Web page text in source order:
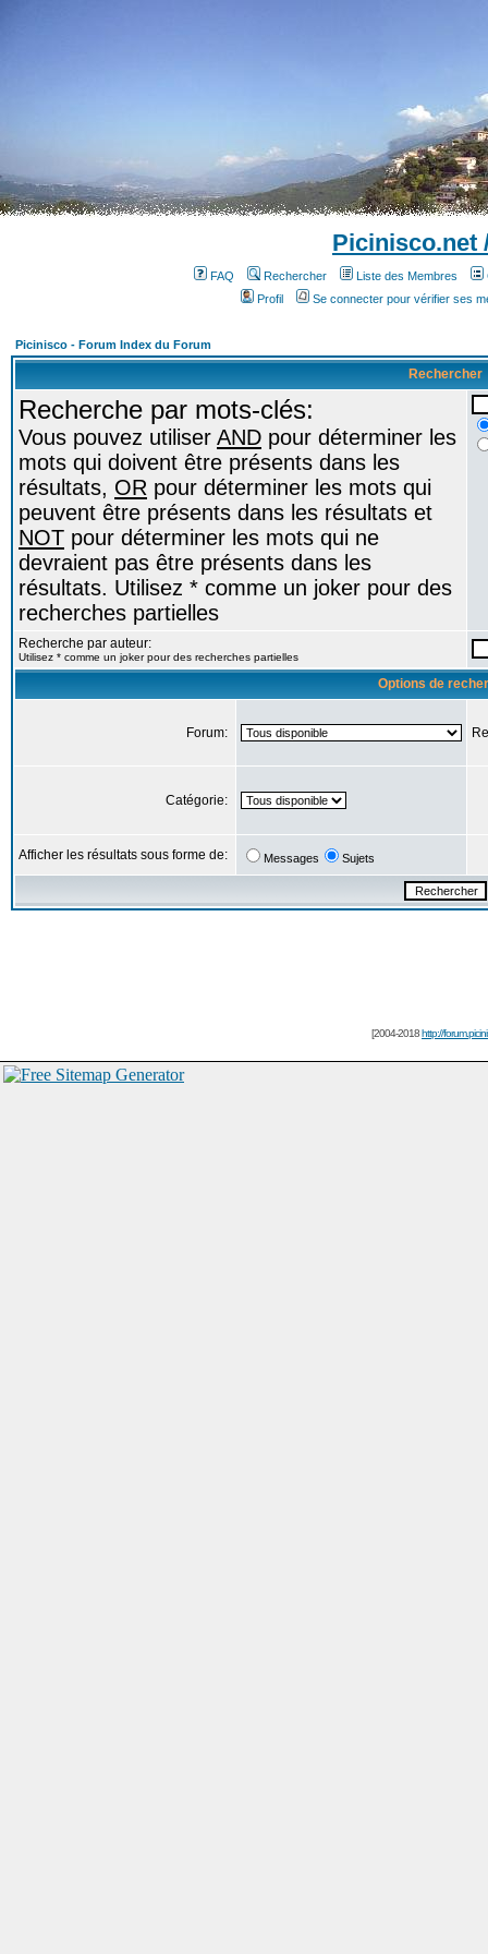
Picinisco.net
FAQ Rechercher Liste des Membres
Profil
Se connecter pour vérifier ses
Picinisco - Forum Index du Forum
Rechercher
Recherche par mots-clés:
Vous pouvez utiliser AND pour déterminer les
mots qui doivent être présents dans les
résultats, OR pour déterminer les mots qui
peuvent être présents dans les résultats et
NOT pour déterminer les mots qui ne
devraient pas être présents dans les
résultats. Utilisez * comme un joker pour des
recherches partielles
Recherche par auteur:
Utilisez * comme un joker pour des recherches partielles
Options de
Forum:
Catégorie:
Afficher les résultats sous forme de: Messages Sujets
[2004-2018http://